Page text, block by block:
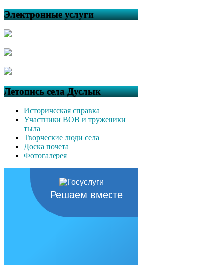
Электронные услуги
Летопись села Дуслык
Историческая справка
Участники ВОВ и труженики
тыла
Творческие люди села
Доска почета
Фотогалерея
Решаем вместе